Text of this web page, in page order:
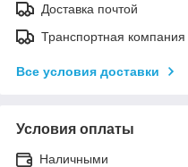
Доставка почтой
Транспортная компания
Все условия доставки
Условия оплаты
Наличными